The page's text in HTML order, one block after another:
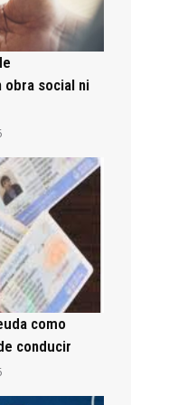
obra social ni
como
conducir